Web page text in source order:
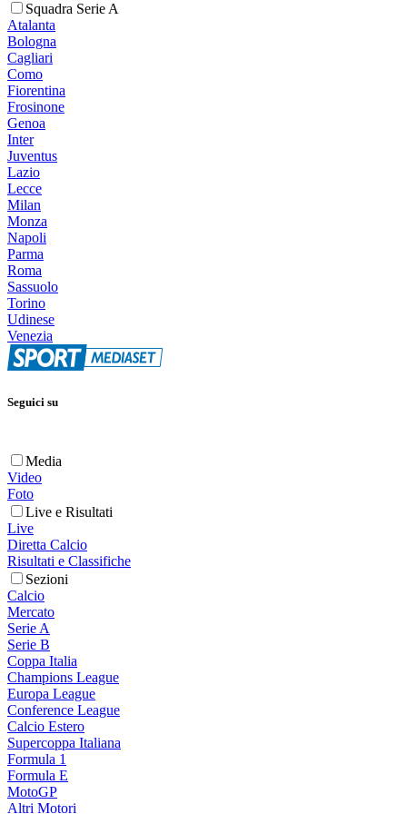
Squadra Serie A
Atalanta
Bologna
Cagliari
Como
Fiorentina
Frosinone
Genoa
Inter
Juventus
Lazio
Lecce
Milan
Monza
Napoli
Parma
Roma
Sassuolo
Torino
Udinese
Venezia
Seguici su
Media
Video
Foto
Live e Risultati
Live
Diretta Calcio
Risultati e Classifiche
Sezioni
Calcio
Mercato
Serie A
Serie B
Coppa Italia
Champions League
Europa League
Conference League
Calcio Estero
Supercoppa Italiana
Formula 1
Formula E
MotoGP
Altri Motori